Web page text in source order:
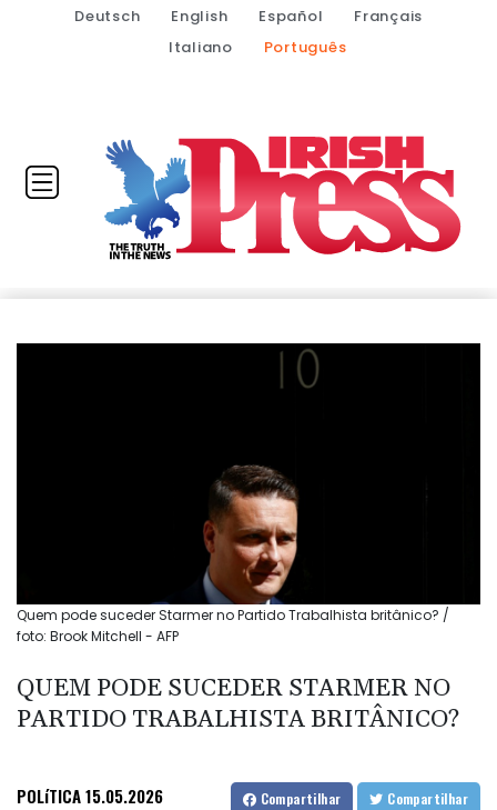
Deutsch English Español
Français
Italiano
Português
Quem pode suceder Starmer no Partido Trabalhista britânico? /
foto: Brook Mitchell - AFP
QUEM PODE SUCEDER STARMER NO
PARTIDO TRABALHISTA BRITÂNICO?
POLíTICA15.05.2026 Compartilhar Compartilhar